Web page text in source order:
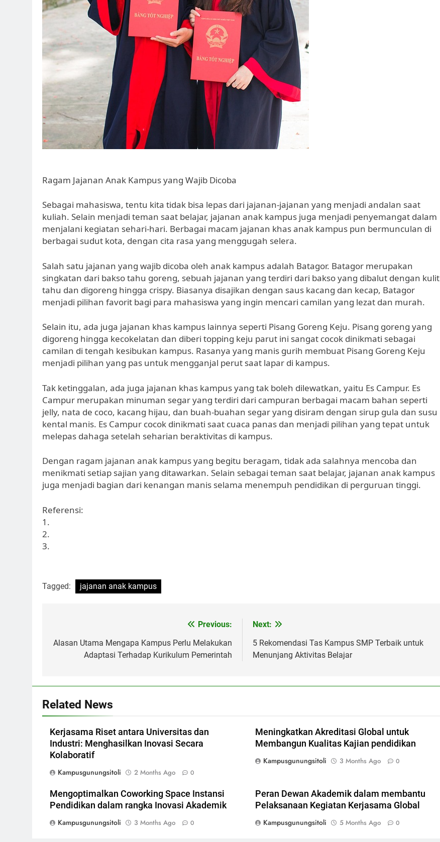
Ragam Jajanan Anak Kampus yang Wajib Dicoba
Sebagai mahasiswa, tentu kita tidak bisa lepas dari jajanan-jajanan yang menjadi andalan saat
kuliah. Selain menjadi teman saat belajar, jajanan anak kampus juga menjadi penyemangat dalam
menjalani kegiatan sehari-hari. Berbagai macam jajanan khas anak kampus pun bermunculan di
berbagai sudut kota, dengan cita rasa yang menggugah selera.
Salah satu jajanan yang wajib dicoba oleh anak kampus adalah Batagor. Batagor merupakan
singkatan dari bakso tahu goreng, sebuah jajanan yang terdiri dari bakso yang dibalut dengan kulit
tahu dan digoreng hingga crispy. Biasanya disajikan dengan saus kacang dan kecap, Batagor
menjadi pilihan favorit bagi para mahasiswa yang ingin mencari camilan yang lezat dan murah.
Selain itu, ada juga jajanan khas kampus lainnya seperti Pisang Goreng Keju. Pisang goreng yang
digoreng hingga kecokelatan dan diberi topping keju parut ini sangat cocok dinikmati sebagai
camilan di tengah kesibukan kampus. Rasanya yang manis gurih membuat Pisang Goreng Keju
menjadi pilihan yang pas untuk mengganjal perut saat lapar di kampus.
Tak ketinggalan, ada juga jajanan khas kampus yang tak boleh dilewatkan, yaitu Es Campur. Es
Campur merupakan minuman segar yang terdiri dari campuran berbagai macam bahan seperti
jelly, nata de coco, kacang hijau, dan buah-buahan segar yang disiram dengan sirup gula dan susu
kental manis. Es Campur cocok dinikmati saat cuaca panas dan menjadi pilihan yang tepat untuk
melepas dahaga setelah seharian beraktivitas di kampus.
Dengan ragam jajanan anak kampus yang begitu beragam, tidak ada salahnya mencoba dan
menikmati setiap sajian yang ditawarkan. Selain sebagai teman saat belajar, jajanan anak kampus
juga menjadi bagian dari kenangan manis selama menempuh pendidikan di perguruan tinggi.
Referensi:
1.
2.
3.
Tagged: jajanan anak kampus
navigation
Previous:
Alasan Utama Mengapa Kampus Perlu Melakukan
Adaptasi Terhadap Kurikulum Pemerintah
Next:
5 Rekomendasi Tas Kampus SMP Terbaik untuk
Menunjang Aktivitas Belajar
Related News
Kerjasama Riset antara Universitas dan
Industri: Menghasilkan Inovasi Secara
Kolaboratif
Kampusgunungsitoli
2 Months Ago 0
Meningkatkan Akreditasi Global untuk
Membangun Kualitas Kajian pendidikan
Kampusgunungsitoli
3 Months Ago 0
Mengoptimalkan Coworking Space Instansi
Pendidikan dalam rangka Inovasi Akademik
Kampusgunungsitoli
3 Months Ago 0
Peran Dewan Akademik dalam membantu
Pelaksanaan Kegiatan Kerjasama Global
Kampusgunungsitoli
5 Months Ago 0